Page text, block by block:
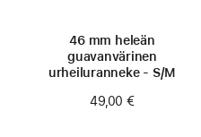
46 mm heleän
guavan­värinen
urheiluranneke - S/M
49,00 €